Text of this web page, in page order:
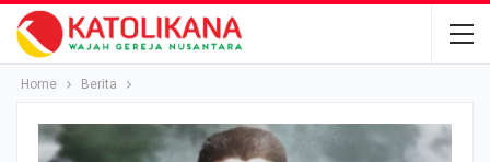
Home Berita